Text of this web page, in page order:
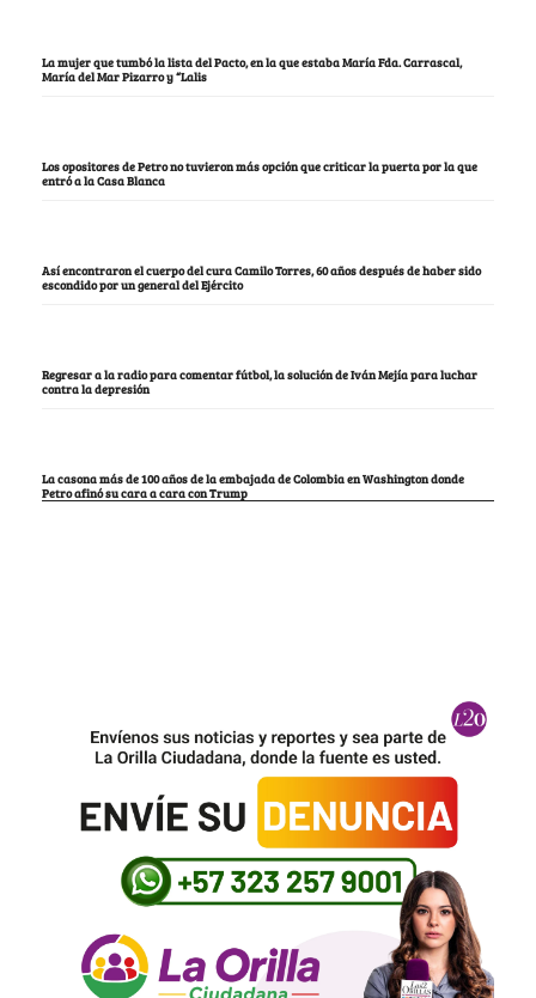
La mujer que tumbó la lista del Pacto, en la que estaba María Fda. Carrascal,
María del Mar Pizarro y “Lalis
Los opositores de Petro no tuvieron más opción que criticar la puerta por la que
entró a la Casa Blanca
Así encontraron el cuerpo del cura Camilo Torres, 60 años después de haber sido
escondido por un general del Ejército
Regresar a la radio para comentar fútbol, la solución de Iván Mejía para luchar
contra la depresión
La casona más de 100 años de la embajada de Colombia en Washington donde
Petro afinó su cara a cara con Trump